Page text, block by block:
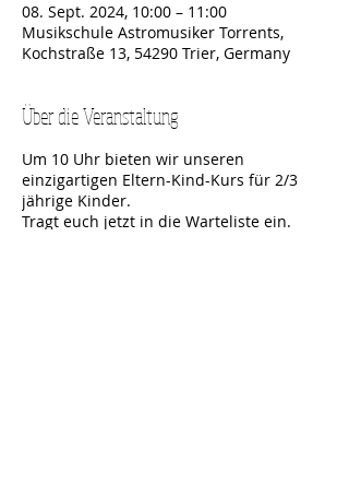
08. Sept. 2024, 10:00 – 11:00
Musikschule Astromusiker Torrents,
Kochstraße 13, 54290 Trier, Germany
Über die Veranstaltung
Um 10 Uhr bieten wir unseren
einzigartigen Eltern-Kind-Kurs für 2/3
jährige Kinder.
Tragt euch jetzt in die Warteliste ein.